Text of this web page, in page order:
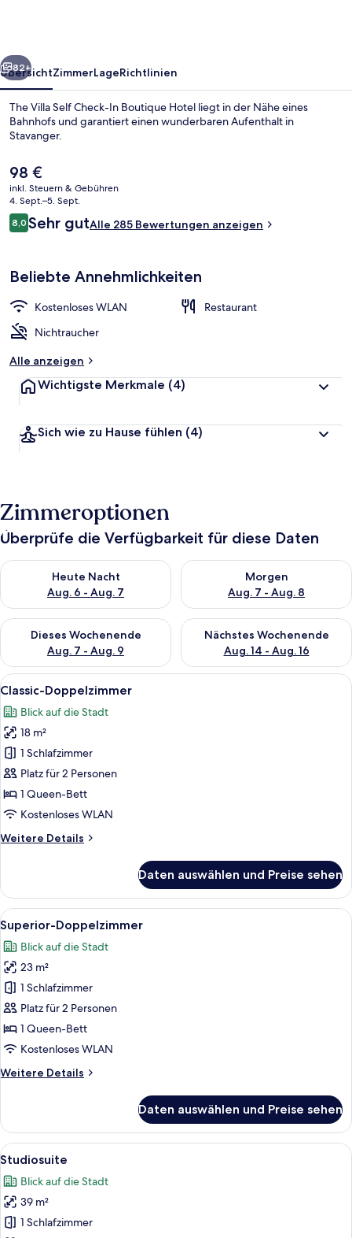
Hotel
Weiter
82+
ÜbersichtZimmerLageRichtlinien
The Villa Self Check-In Boutique Hotel liegt in der Nähe eines
Bahnhofs und garantiert einen wunderbaren Aufenthalt in
Stavanger.
Der
aktuelle
Preis
beträgt
98 €.
98 €
inkl. Steuern & Gebühren
4. Sept.–5. Sept.
Bewertungen
8,08,0 von 10.
Sehr gutAlle 285 Bewertungen anzeigen
Beliebte Annehmlichkeiten
Kostenloses WLAN
Restaurant
Nichtraucher
Alle anzeigen
Wichtigste Merkmale (4)
Sich wie zu Hause fühlen (4)
Zimmeroptionen
Überprüfe die Verfügbarkeit für diese Daten
Heute Nacht
Aug. 6 - Aug. 7
Überprüfe die Verfügbarkeit für heute Nacht, Aug. 6 - Aug. 7.
Morgen
Aug. 7 - Aug. 8
Überprüfe die Verfügbarkeit
Dieses Wochenende
Aug. 7 - Aug. 9
Überprüfe die Verfügbarkeit für dieses Wochenende, Aug. 7
Nächstes Wochenende
Aug. 14 - Aug. 16
Überprüfe die Verfügbarkeit
Alle
Fotos
für
Classic-
Doppelzimmer
anzeigen
Ein modernes Hotelzimmer mit Bett,
17
Classic-Doppelzimmer
Blick auf die Stadt
18 m²
1 Schlafzimmer
Platz für 2 Personen
1 Queen-Bett
Kostenloses WLAN
Weitere Details
Weitere
Doppelzimmer
Daten auswählen und Preise sehen
Alle
Fotos
für
Superior-
Doppelzimmer
anzeigen
Ein modernes Hotelzimmer mit
24
Superior-Doppelzimmer
Blick auf die Stadt
23 m²
1 Schlafzimmer
Platz für 2 Personen
1 Queen-Bett
Kostenloses WLAN
Weitere Details
Weitere
Doppelzimmer
Daten auswählen und Preise sehen
Alle
Fotos
für
Studiosuite
anzeigen
Ein modernes Hotelzimmer mit
30
Studiosuite
Blick auf die Stadt
39 m²
1 Schlafzimmer